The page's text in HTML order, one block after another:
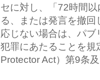
セに対し、「72時間
る、または発言を撤
応じない場合は、パ
犯罪にあたることを規
Protector Act）第9条